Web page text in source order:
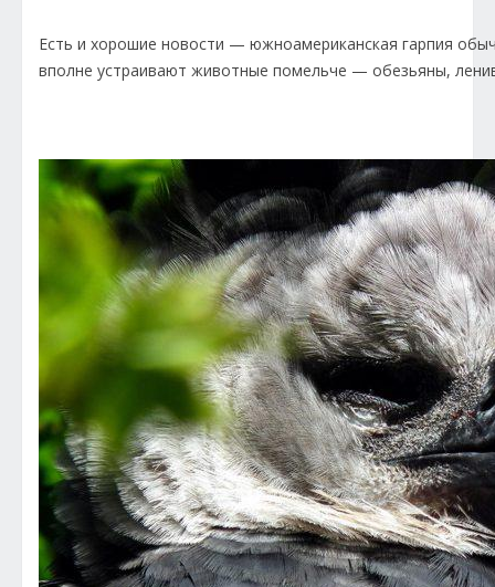
Есть и хорошие новости — южноамериканская гарпия
вполне устраивают животные помельче — обезьяны,